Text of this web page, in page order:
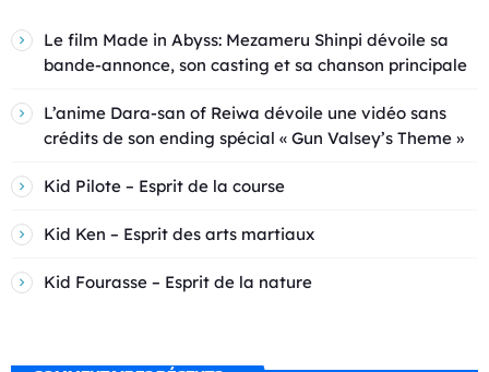
Le film Made in Abyss: Mezameru Shinpi dévoile sa
bande-annonce, son casting et sa chanson principale
L’anime Dara-san of Reiwa dévoile une vidéo sans
crédits de son ending spécial « Gun Valsey’s Theme »
Kid Pilote – Esprit de la course
Kid Ken – Esprit des arts martiaux
Kid Fourasse – Esprit de la nature